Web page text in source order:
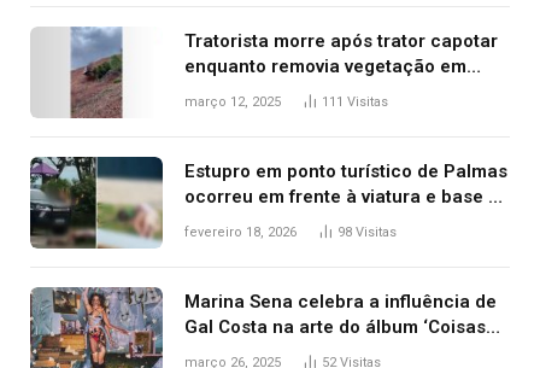
Tratorista morre após trator capotar
enquanto removia vegetação em
ribanceira de rodovia
março 12, 2025 111 Visitas
Estupro em ponto turístico de Palmas
ocorreu em frente à viatura e base de
segurança; polícia investiga
fevereiro 18, 2026 98 Visitas
Marina Sena celebra a influência de
Gal Costa na arte do álbum ‘Coisas
naturais’
março 26, 2025 52Visitas